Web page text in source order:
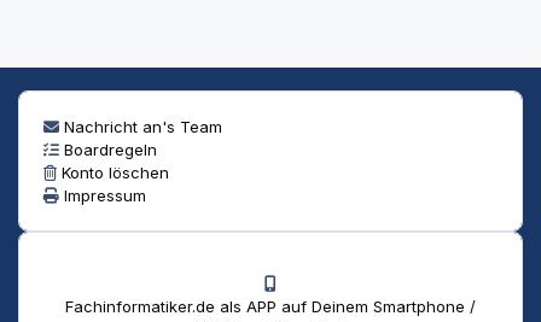
Nachricht an's Team
Boardregeln
Konto löschen
Impressum
Fachinformatiker.de als APP auf Deinem Smartphone /